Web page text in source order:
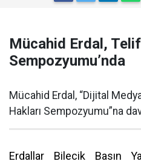
Mücahid Erdal,
Sempozyumu’nda
Mücahid Erdal, “Dijital
Hakları Sempozyumu”na
Erdallar Bilecik Basın